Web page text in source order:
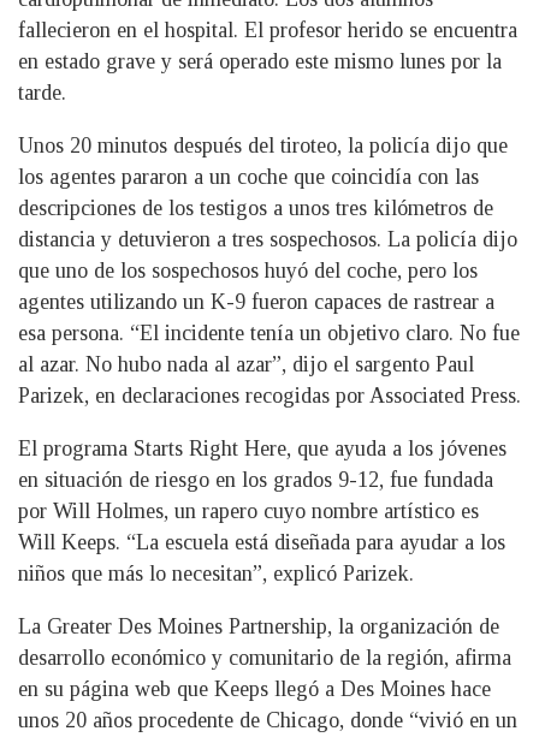
fallecieron en el hospital. El profesor herido se encuentra
en estado grave y será operado este mismo lunes por la
tarde.
Unos 20 minutos después del tiroteo, la policía dijo que
los agentes pararon a un coche que coincidía con las
descripciones de los testigos a unos tres kilómetros de
distancia y detuvieron a tres sospechosos. La policía dijo
que uno de los sospechosos huyó del coche, pero los
agentes utilizando un K-9 fueron capaces de rastrear a
esa persona. “El incidente tenía un objetivo claro. No fue
al azar. No hubo nada al azar”, dijo el sargento Paul
Parizek, en declaraciones recogidas por Associated Press.
El programa Starts Right Here, que ayuda a los jóvenes
en situación de riesgo en los grados 9-12, fue fundada
por Will Holmes, un rapero cuyo nombre artístico es
Will Keeps. “La escuela está diseñada para ayudar a los
niños que más lo necesitan”, explicó Parizek.
La Greater Des Moines Partnership, la organización de
desarrollo económico y comunitario de la región, afirma
en su página web que Keeps llegó a Des Moines hace
unos 20 años procedente de Chicago, donde “vivió en un